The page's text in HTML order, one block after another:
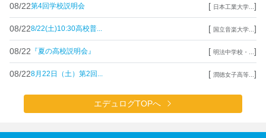
08/22第4回学校説明会 [ 日本工業大学... ]
08/228/22(土)10:30高校普... [ 国立音楽大学... ]
08/22 『夏の高校説明会』 [ 明法中学校・... ]
08/228月22日（土）第2回... [ 潤徳女子高等... ]
エデュログTOPへ